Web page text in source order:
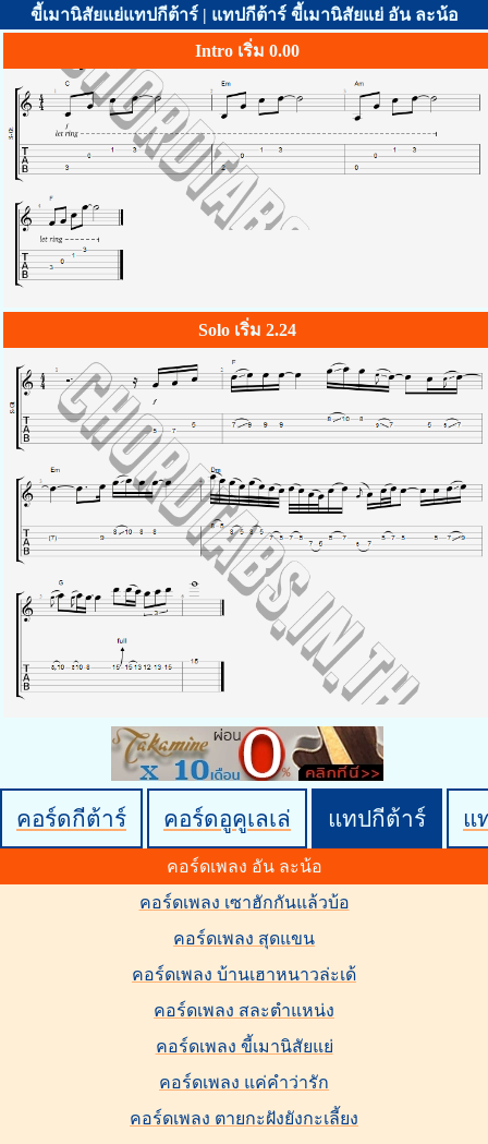
ขี้เมานิสัยแย่แทปกีต้าร์ | แทปกีต้าร์ ขี้เมานิสัยแย่ อัน ละน้อ
Intro เริ่ม 0.00
Solo เริ่ม 2.24
คอร์ดกีต้าร์ คอร์ดอูคูเลเล่ แทปกีต้าร์ แ
คอร์ดเพลง อัน ละน้อ
คอร์ดเพลง เซาฮักกันแล้วบ้อ
คอร์ดเพลง สุดแขน
คอร์ดเพลง บ้านเฮาหนาวล่ะเด้
คอร์ดเพลง สละตำแหน่ง
คอร์ดเพลง ขี้เมานิสัยแย่
คอร์ดเพลง แค่คำว่ารัก
คอร์ดเพลง ตายกะฝังยังกะเลี้ยง